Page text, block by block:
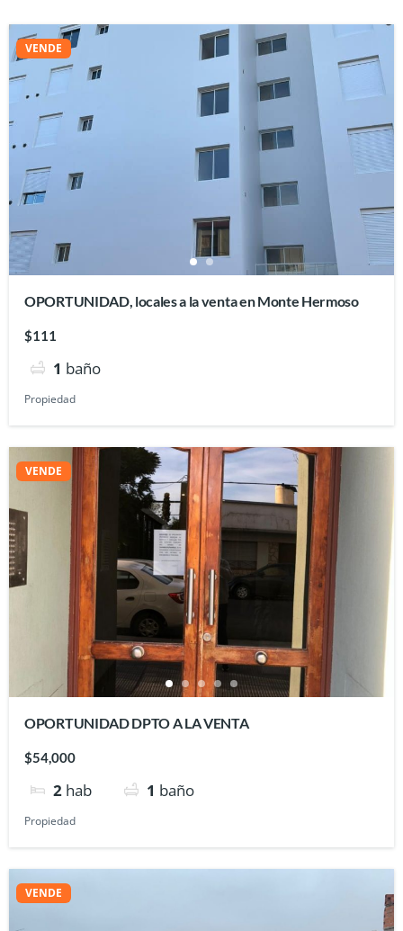
VENDE
OPORTUNIDAD, locales a la venta en Monte Hermoso
$111
1 baño
Propiedad
VENDE
OPORTUNIDAD DPTO A LA VENTA
$54,000
2 hab 1 baño
Propiedad
VENDE